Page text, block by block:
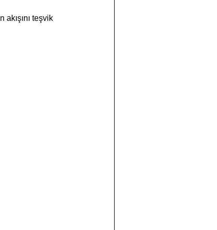
teşvik